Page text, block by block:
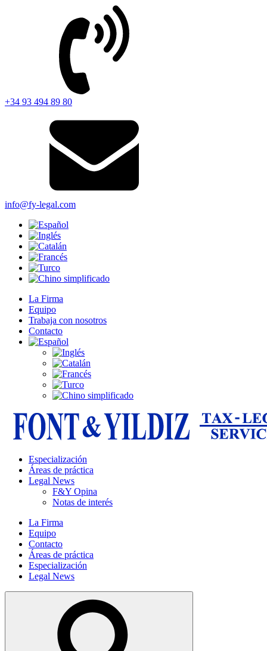
+34 93 494 89 80
info@fy-legal.com
La Firma
Equipo
Trabaja con nosotros
Contacto
Especialización
Áreas de práctica
Legal News
F&Y Opina
Notas de interés
La Firma
Equipo
Contacto
Áreas de práctica
Especialización
Legal News